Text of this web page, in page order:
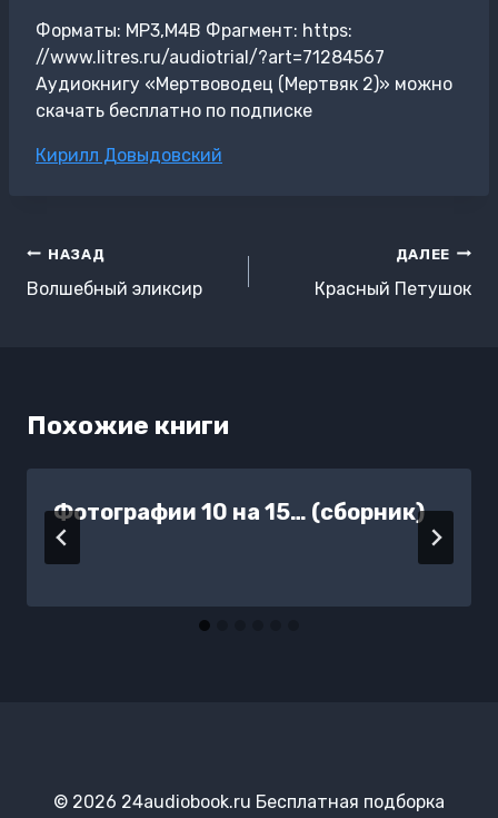
Форматы: MP3,M4B Фрагмент: https:
//www.litres.ru/audiotrial/?art=71284567
Аудиокнигу «Мертвоводец (Мертвяк 2)» можно
скачать бесплатно по подписке
Метки
Кирилл Довыдовский
Навигация
по
НАЗАД
Волшебный эликсир
ДАЛЕЕ
Красный Петушок
Похожие книги
Фотографии 10 на 15… (сборник)
© 2026 24audiobook.ru Бесплатная подборка